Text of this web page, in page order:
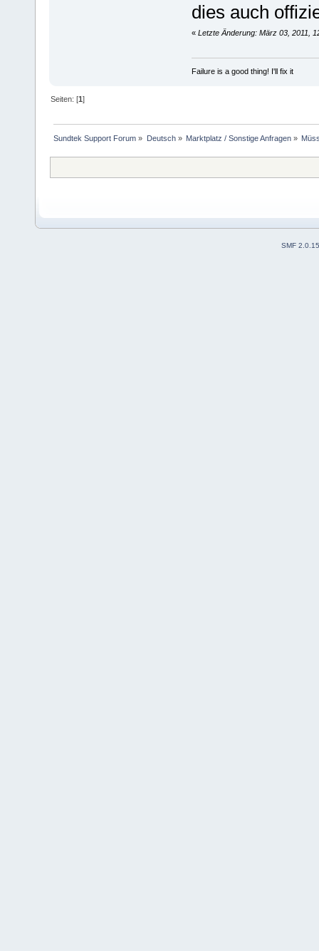
dies auch
« Letzte Änderung: März 03, 2011,
Failure is a good thing! I'll fix it
Seiten: [1]
Sundtek Support Forum » Deutsch» Marktplatz / Sonstige Anfragen»
SMF 2.0.15